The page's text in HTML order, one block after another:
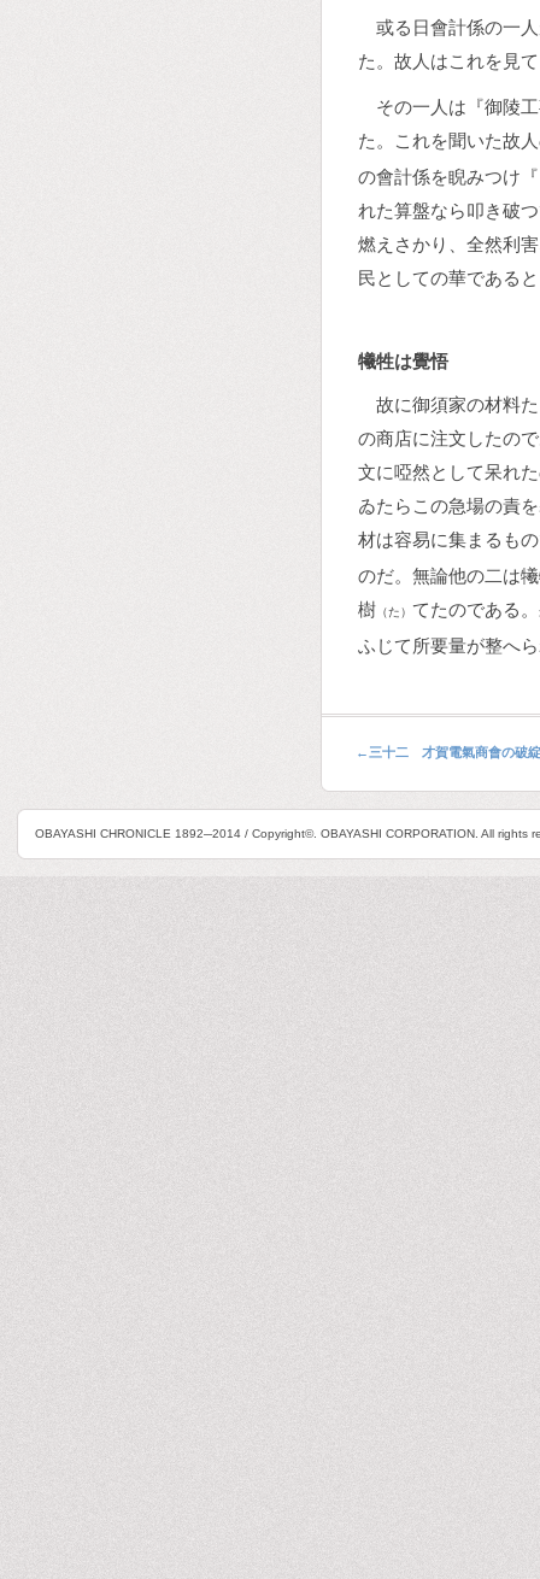
或る日會計係の一
た。故人はこれを見
その一人は『御陵
た。これを聞いた故
の會計係を睨みつけ
れた算盤なら叩き破
燃えさかり、全然利
民としての華である
犧牲は覺悟
故に御須家の材料
の商店に注文したの
文に啞然として呆れ
ゐたらこの急場の責
材は容易に集まるも
のだ。無論他の二は
樹 （た） てたのである
ふじて所要量が整へ
← 三十二 才賀電氣商會の破
OBAYASHI CHRONICLE 1892─2014 / Copyright©. OBAYASHI CORPORATION. All rights